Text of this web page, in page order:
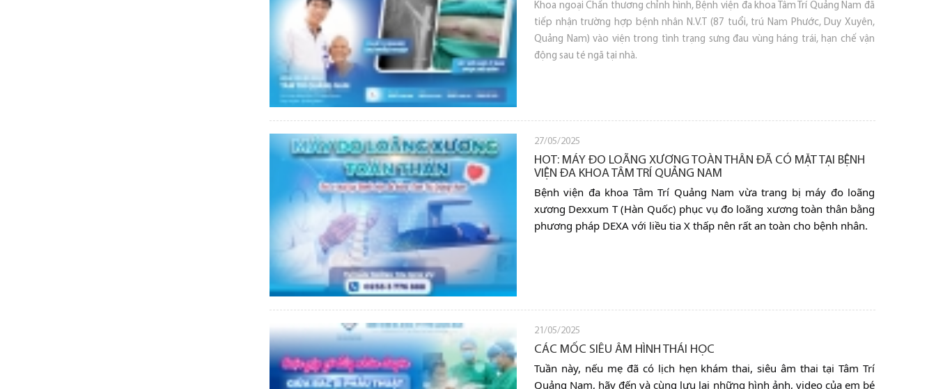
Khoa ngoại Chấn thương chỉnh hình, Bệnh viện đa khoa Tâm Trí Quảng Nam đã
tiếp nhận trường hợp bệnh nhân N.V.T (87 tuổi, trú Nam Phước, Duy Xuyên,
Quảng Nam) vào viện trong tình trạng sưng đau vùng háng trái, hạn chế vận
động sau té ngã tại nhà.
27/05/2025
HOT: MÁY ĐO LOÃNG XƯƠNG TOÀN THÂN ĐÃ CÓ MẶT TẠI BỆNH
VIỆN ĐA KHOA TÂM TRÍ QUẢNG NAM
Bệnh viện đa khoa Tâm Trí Quảng Nam vừa trang bị máy đo loãng
xương Dexxum T (Hàn Quốc) phục vụ đo loãng xương toàn thân bằng
phương pháp DEXA với liều tia X thấp nên rất an toàn cho bệnh nhân.
21/05/2025
CÁC MỐC SIÊU ÂM HÌNH THÁI HỌC
Tuần này, nếu mẹ đã có lịch hẹn khám thai, siêu âm thai tại Tâm Trí
Quảng Nam, hãy đến và cùng lưu lại những hình ảnh, video của em bé